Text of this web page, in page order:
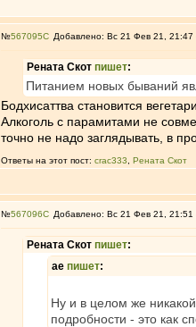
№567095 Добавлено: Вс 21 Фев 21, 21:47
Рената Скот пишет:
Питанием новых бываний
Бодхисаттва становится
Алкоголь с парамитами не
точно не надо заглядывать, в
Ответы на этот пост: crac333 Рената Скот
№567096 Добавлено: Вс 21 Фев 21, 21:51
Рената Скот пишет:
ae пишет:
Ну и в целом же
подробности - это как